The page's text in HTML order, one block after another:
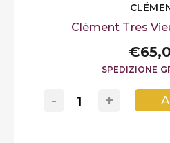
Clément Tres
SPEDIZIONE
+
-